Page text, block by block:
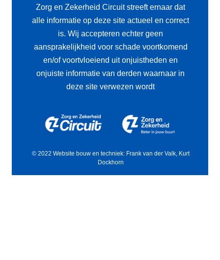
Zorg en Zekerheid Circuit streeft ernaar dat
alle informatie op deze site actueel en correct
is. Wij accepteren echter geen
aansprakelijkheid voor schade voortkomend
en/of voortvloeiend uit onjuistheden en
onjuiste informatie van derden waarnaar in
deze site verwezen wordt
© 2022 Website bouw en techniek: Frank van der Valk, Kurt
Dockhorn